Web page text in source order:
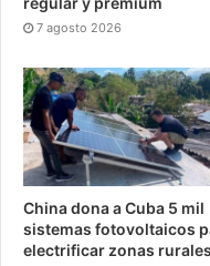
7 agosto 2026
China dona a Cuba 5 mil
sistemas fotovoltaicos
electrificar zonas rurales